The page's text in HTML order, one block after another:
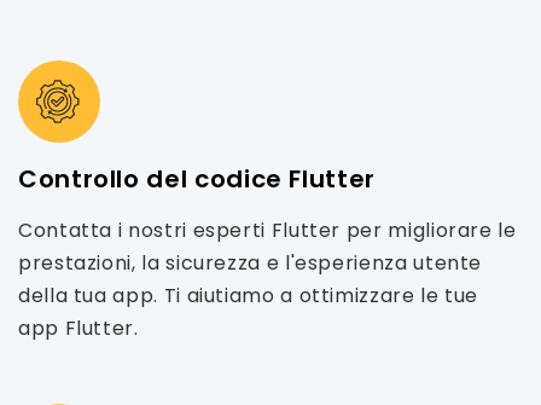
Controllo del codice Flutter
Contatta i nostri esperti Flutter per migliorare le
prestazioni, la sicurezza e l'esperienza utente
della tua app. Ti aiutiamo a ottimizzare le tue
app Flutter.